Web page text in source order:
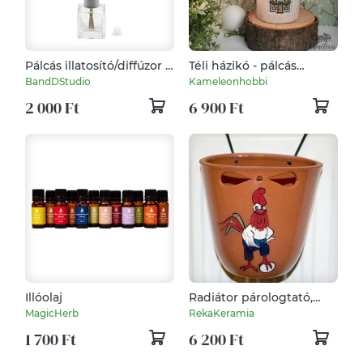
Pálcás illatosító/diffúzor -
40 ml - INGYENES
SZÁLLÍTÁS*
BandDStudio
2 000 Ft
Téli házikó - pálcás
lakásparfüm
Kameleonhobbi
6 900 Ft
Illóolaj
MagicHerb
1 700 Ft
Radiátor párologtató,
kakasos
RekaKeramia
6 200 Ft